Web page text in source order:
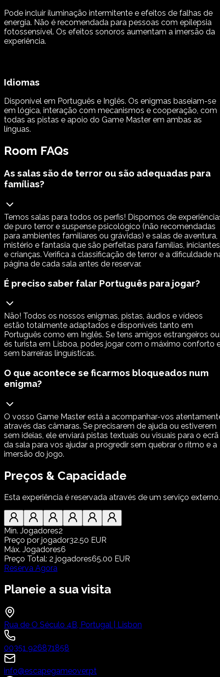
Pode incluir iluminação intermitente e efeitos de falhas de
energia. Não é recomendada para pessoas com epilepsia
fotossensível. Os efeitos sonoros aumentam a imersão da
experiência.
Idiomas
Disponível em Português e Inglês. Os enigmas baseiam-se
em lógica, interação com mecanismos e cooperação, com
todas as pistas e apoio do Game Master em ambas as
línguas.
Room FAQs
As salas são de terror ou são adequadas para
famílias?
Temos salas para todos os perfis! Dispomos de
de puro terror e suspense psicológico (não recomendadas
para ambientes familiares ou grávidas) e salas de aventura,
mistério e fantasia que são perfeitas para famílias, iniciantes
e crianças. Verifica a classificação de terror e a dificuldade
página de cada sala antes de reservar.
É preciso saber falar Português para jogar?
Não! Todos os nossos enigmas, pistas, áudios e vídeos
estão totalmente adaptados e disponíveis tanto em
Português como em Inglês. Se tens amigos estrangeiros ou
és turista em Lisboa, podes jogar com o máximo conforto
sem barreiras linguísticas.
O que acontece se ficarmos bloqueados num
enigma?
O vosso Game Master está a acompanhar-vos
através das câmaras. Se precisarem de ajuda ou estiverem
sem ideias, ele enviará pistas textuais ou visuais para o ecrã
da sala para vos ajudar a progredir sem quebrar o ritmo e a
imersão do jogo.
Preços & Capacidade
Esta experiência é reservada através de um serviço externo.
Mín. Jogadores2
Preço por jogador32.50 EUR
Máx. Jogadores6
Preço Total: 2 jogadores65.00 EUR
Reserva Agora
Planeie a sua visita
Rua de O Século 4B, Portugal | Lisbon
00351 926871858
info@escapegameover.pt